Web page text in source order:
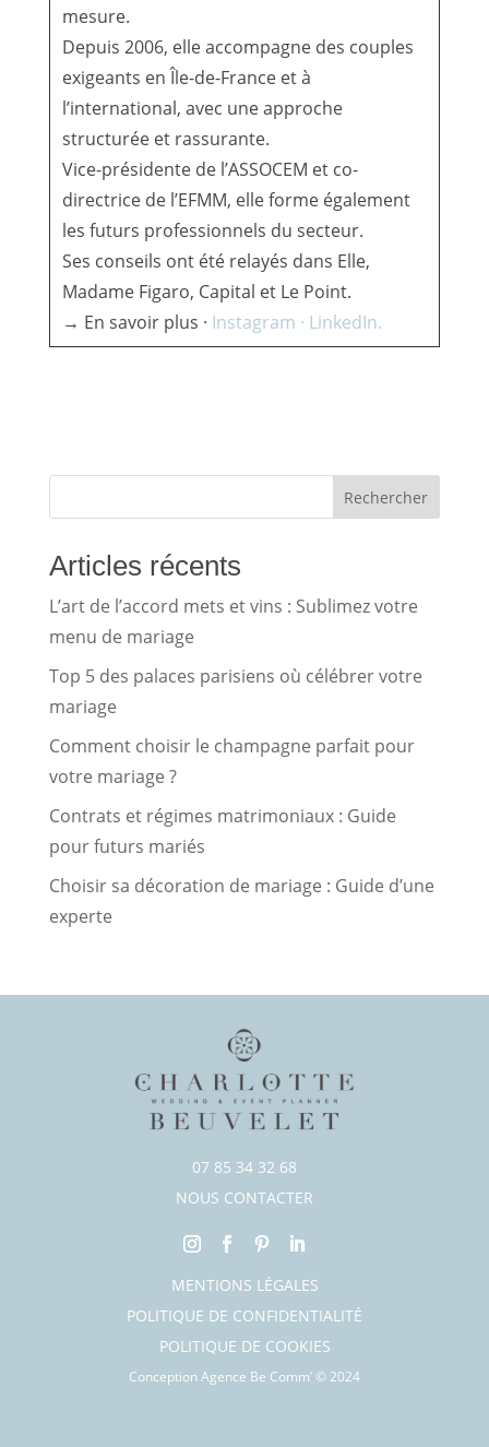
mesure.
Depuis 2006, elle accompagne des couples
exigeants en Île-de-France et à
l’international, avec une approche
structurée et rassurante.
Vice-présidente de l’ASSOCEM et co-
directrice de l’EFMM, elle forme également
les futurs professionnels du secteur.
Ses conseils ont été relayés dans Elle,
Madame Figaro, Capital et Le Point.
→ En savoir plus · Instagram · LinkedIn.
Rechercher
Articles récents
L’art de l’accord mets et vins : Sublimez votre
menu de mariage
Top 5 des palaces parisiens où célébrer votre
mariage
Comment choisir le champagne parfait pour
votre mariage ?
Contrats et régimes matrimoniaux : Guide
pour futurs mariés
Choisir sa décoration de mariage : Guide d’une
experte
07 85 34 32 68
NOUS CONTACTER
MENTIONS LÉGALES
POLITIQUE DE CONFIDENTIALITÉ
POLITIQUE DE COOKIES
Conception Agence Be Comm’©2024